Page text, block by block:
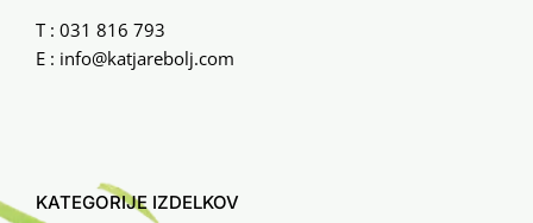
T : 031 816 793
E : info@katjarebolj.com
KATEGORIJE IZDELKOV